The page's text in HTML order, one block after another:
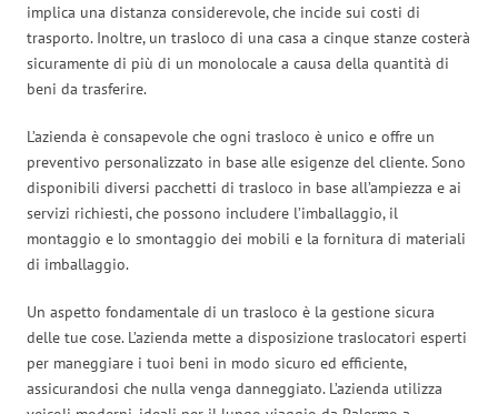
implica una distanza considerevole, che incide sui costi di
trasporto. Inoltre, un trasloco di una casa a cinque stanze costerà
sicuramente di più di un monolocale a causa della quantità di
beni da trasferire.
L’azienda è consapevole che ogni trasloco è unico e offre un
preventivo personalizzato in base alle esigenze del cliente. Sono
disponibili diversi pacchetti di trasloco in base all’ampiezza e ai
servizi richiesti, che possono includere l’imballaggio, il
montaggio e lo smontaggio dei mobili e la fornitura di materiali
di imballaggio.
Un aspetto fondamentale di un trasloco è la gestione sicura
delle tue cose. L’azienda mette a disposizione traslocatori esperti
per maneggiare i tuoi beni in modo sicuro ed efficiente,
assicurandosi che nulla venga danneggiato. L’azienda utilizza